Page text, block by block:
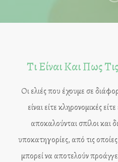
Τι Είναι Και Πως
Οι ελιές που έχουμε σε
είναι είτε κληρονομικές
αποκαλούνται σπίλοι και
υποκατηγορίες, από τις οποίες
μπορεί να αποτελούν